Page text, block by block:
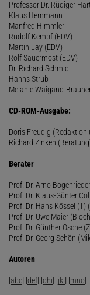
Professor Dr. Rüdiger
Klaus Hemmann
Manfred Himmler
Rudolf Kempf (EDV)
Martin Lay (EDV)
Rolf Sauermost (EDV)
Dr. Richard Schmid
Hanns Strub
Melanie Waigand-
CD-ROM-Ausgabe:
Doris Freudig
Richard Zinken
Berater
Prof. Dr. Arno
Prof. Dr. Klaus-Günter
Prof. Dr. Hans Kössel
Prof. Dr. Uwe Maier
Prof. Dr. Günther Osche
Prof. Dr. Georg Schön
Autoren
[abc] [def] [ghi] [jkl] [mno] [